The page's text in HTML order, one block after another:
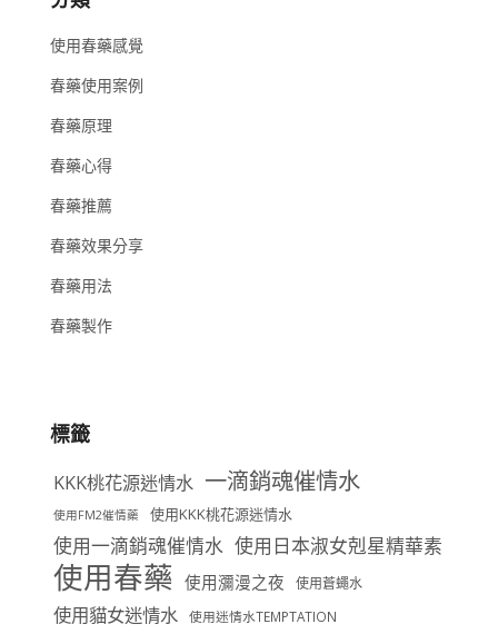
使用春藥感覺
春藥使用案例
春藥原理
春藥心得
春藥推薦
春藥效果分享
春藥用法
春藥製作
標籤
KKK桃花源迷情水 一滴銷魂催情水
使用FM2催情藥 使用KKK桃花源迷情水
使用一滴銷魂催情水 使用日本淑女剋星精華素
使用春藥 使用瀰漫之夜 使用蒼蠅水
使用貓女迷情水 使用迷情水TEMPTATION